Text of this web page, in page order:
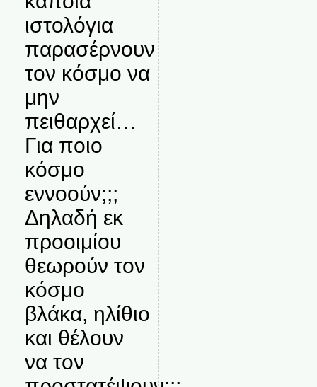
ιστολόγια
παρασέρνουν
τον κόσμο να
μην
πειθαρχεί…
Για ποιο
κόσμο
εννοούν;;;
Δηλαδή εκ
προοιμίου
θεωρούν τον
κόσμο
βλάκα, ηλίθιο
και θέλουν
να τον